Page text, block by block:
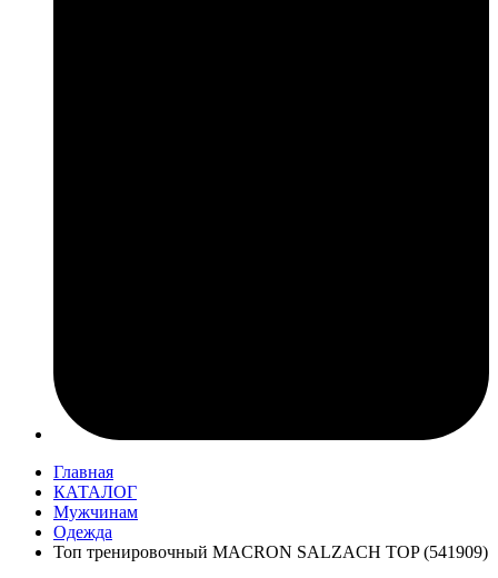
Главная
КАТАЛОГ
Мужчинам
Одежда
Топ тренировочный MACRON SALZACH TOP (541909)